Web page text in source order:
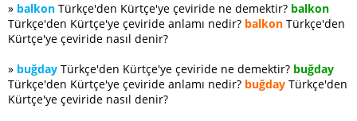
» balkon Türkçe'den Kürtçe'ye çeviride ne demektir? balkon
Türkçe'den Kürtçe'ye çeviride anlamı nedir? balkon Türkçe'den
Kürtçe'ye çeviride nasıl denir?
» buğday Türkçe'den Kürtçe'ye çeviride ne demektir? buğday
Türkçe'den Kürtçe'ye çeviride anlamı nedir? buğday Türkçe'den
Kürtçe'ye çeviride nasıl denir?